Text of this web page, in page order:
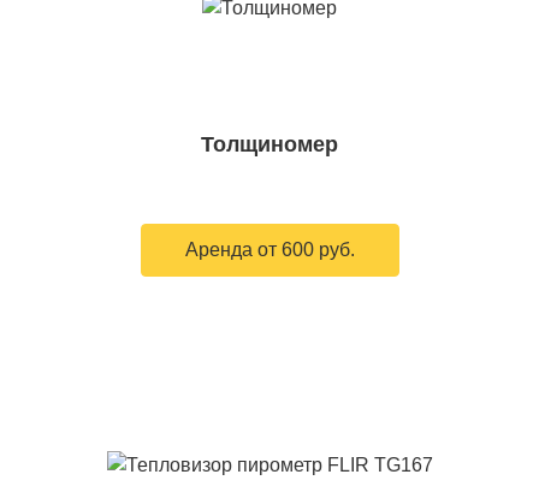
Толщиномер
Аренда от 600 руб.